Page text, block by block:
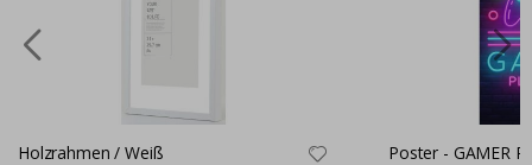
Holzrahmen / Weiß Poster - GAMER